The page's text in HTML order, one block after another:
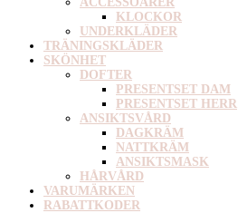
KLOCKOR
UNDERKLÄDER
TRÄNINGSKLÄDER
SKÖNHET
DOFTER
PRESENTSET DAM
PRESENTSET HERR
ANSIKTSVÅRD
DAGKRÄM
NATTKRÄM
ANSIKTSMASK
HÅRVÅRD
VARUMÄRKEN
RABATTKODER